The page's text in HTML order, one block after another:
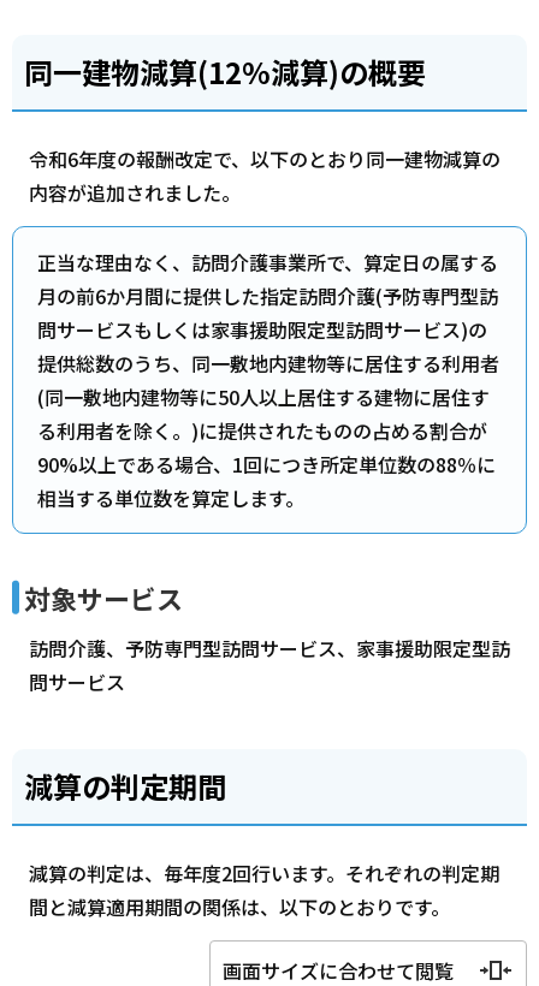
同一建物減算(12%減算)の概要
令和6年度の報酬改定で、以下のとおり同一建物減算の
内容が追加されました。
正当な理由なく、訪問介護事業所で、算定日の属する
月の前6か月間に提供した指定訪問介護(予防専門型訪
問サービスもしくは家事援助限定型訪問サービス)の
提供総数のうち、同一敷地内建物等に居住する利用者
(同一敷地内建物等に50人以上居住する建物に居住す
る利用者を除く。)に提供されたものの占める割合が
90%以上である場合、1回につき所定単位数の88％に
相当する単位数を算定します。
対象サービス
訪問介護、予防専門型訪問サービス、家事援助限定型訪
問サービス
減算の判定期間
減算の判定は、毎年度2回行います。それぞれの判定期
間と減算適用期間の関係は、以下のとおりです。
画面サイズに合わせて閲覧